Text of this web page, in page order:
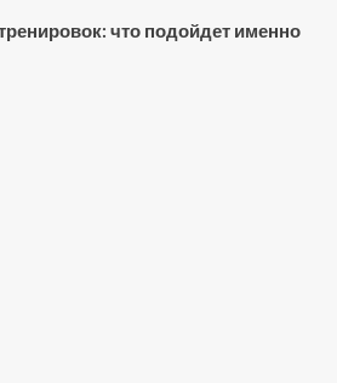
что подойдет именно